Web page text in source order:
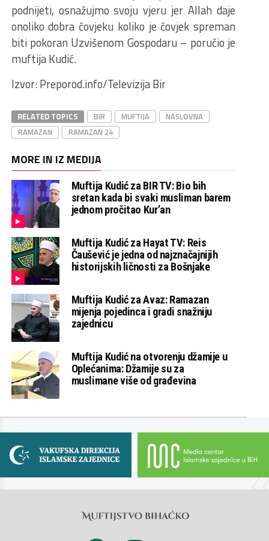
podnijeti, osnažujmo svoju vjeru jer Allah daje
onoliko dobra čovjeku koliko je čovjek spreman
biti pokoran Uzvišenom Gospodaru – poručio je
muftija Kudić.
Izvor: Preporod.info/Televizija Bir
RELATED TOPICS BIR MUFTIJA
NASLOVNA
RAMAZAN
RAMAZAN 24
MORE IN IZ MEDIJA
Muftija Kudić za BIR TV: Bio bih
sretan kada bi svaki musliman barem
jednom pročitao Kur’an
Muftija Kudić za Hayat TV: Reis
Čaušević je jedna od najznačajnijih
historijskih ličnosti za Bošnjake
Muftija Kudić za Avaz: Ramazan
mijenja pojedinca i gradi snažniju
zajednicu
Muftija Kudić na otvorenju džamije u
Oplećanima: Džamije su za
muslimane više od građevina